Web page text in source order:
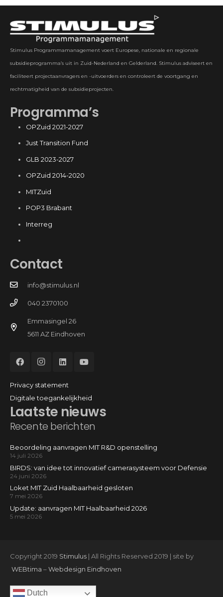
Stimulus Programmamanagement voert Europese, nationale en regionale
subsidieprogramma’s uit in Zuid-Nederland en Gelderland. Stimulus adviseert en
faciliteert projectaanvragers en -uitvoerders en controleert de voortgang en
rechtmatigheid van de subsidieprojecten.
Programma’s
OPZuid 2021-2027
Just Transition Fund
GLB 2023-2027
OPZuid 2014-2020
MITZuid
POP3 Brabant
Interreg
Laatste nieuws
Recente berichten
Beoordeling aanvragen MIT R&D openstelling
14 juli 2026
BIRDS: van idee tot innovatief camerasysteem voor Defensie
24 juni 2026
Loket MIT Zuid Haalbaarheid gesloten
7 mei 2026
Update: aanvragen MIT Haalbaarheid 2026
5 mei 2026
Contact
info@stimulus.nl
040 2370100
Emmasingel 26
5611 AZ Eindhoven
Privacy statement
Digitale toegankelijkheid
Copyright 2019 Stimulus| All Rights Reserved 2019 | site by
WEBtima –Webdesign Eindhoven
Dutch